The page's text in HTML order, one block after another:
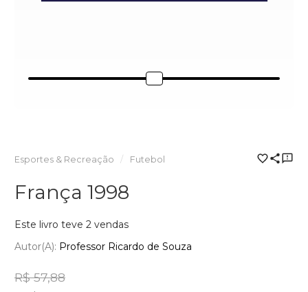
Esportes & Recreação Futebol
França 1998
Este livro teve 2 vendas
Autor(a): Professor Ricardo de Souza
R$ 57,88